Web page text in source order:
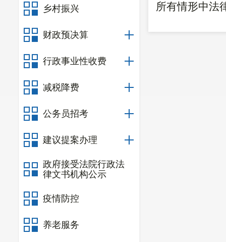
乡村振兴
财政预决算
行政事业性收费
减税降费
公务员招考
建议提案办理
政府接受法院行政法
律文书机构公示
疫情防控
养老服务
所有情形中法